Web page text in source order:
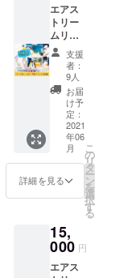
2004年...株
式会社 東辰
興 日本料理
あみもと閉
2004年...株
式会社 東武
ホテルマネ
ジメント調
理課 入社
ロ総合格闘
家を目指し
株式会社 東
エアス
トリー
ムリ
ゾート
のバー
キュー
エリア
開拓イ
ベント
に参加
できる
権利で
す。 開
拓者と
して開
エリア
にプ
レート
を作
支援
者：
9人
お届
け予
定：
2021
年06
月
詳細を見る
こ
の
リ
タ
ー
ン
を
選
択
す
る
15,
000 円
エアス